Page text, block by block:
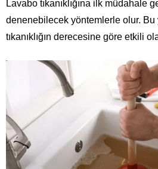
Lavabo tıkanıklığına ilk müdahale
denenebilecek yöntemlerle olur.
tıkanıklığın derecesine göre etkili